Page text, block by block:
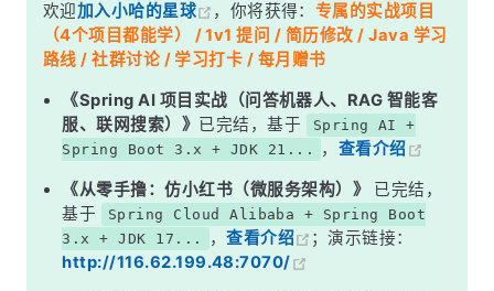
深度解析
一、主流垃圾回收器横向对比
二、怎么选？按场景来
三、选型决策流程
面试高频追问
常见面试变体
欢迎加入小哈的星球 ，你将获得： 专属的实战项目
（4个项目都能学） / 1v1 提问 / 简历修改 / Java 学习
路线 / 社群讨论 / 学习打卡 / 每月赠书
《Spring AI 项目实战（问答机器人、RAG 智能客
服、联网搜索）》 已完结，基于
Spring AI +
Spring Boot 3.x + JDK 21...
， 查看介绍
《从零手撸：仿小红书（微服务架构）》
已完结，
基于
Spring Cloud Alibaba + Spring Boot
3.x + JDK 17...
，查看介绍
；演示链接：
http://116.62.199.48:7070/